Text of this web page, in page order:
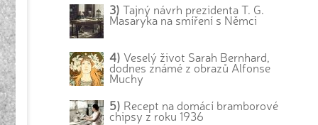
3) Tajný návrh prezidenta T. G.
Masaryka na smíření s Němci
4) Veselý život Sarah Bernhard,
dodnes známé z obrazů Alfonse
Muchy
5) Recept na domácí bramborové
chipsy z roku 1936